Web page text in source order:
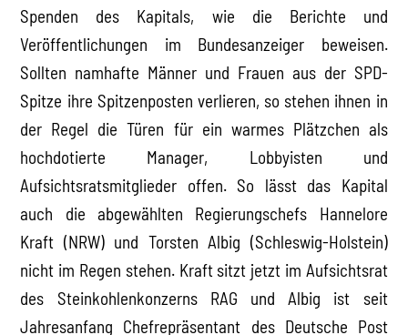
Spenden des Kapitals, wie die Berichte und
Veröffentlichungen im Bundesanzeiger beweisen.
Sollten namhafte Männer und Frauen aus der SPD-
Spitze ihre Spitzenposten verlieren, so stehen ihnen in
der Regel die Türen für ein warmes Plätzchen als
hochdotierte Manager, Lobbyisten und
Aufsichtsratsmitglieder offen. So lässt das Kapital
auch die abgewählten Regierungschefs Hannelore
Kraft (NRW) und Torsten Albig (Schleswig-Holstein)
nicht im Regen stehen. Kraft sitzt jetzt im Aufsichtsrat
des Steinkohlenkonzerns RAG und Albig ist seit
Jahresanfang Chefrepräsentant des Deutsche Post